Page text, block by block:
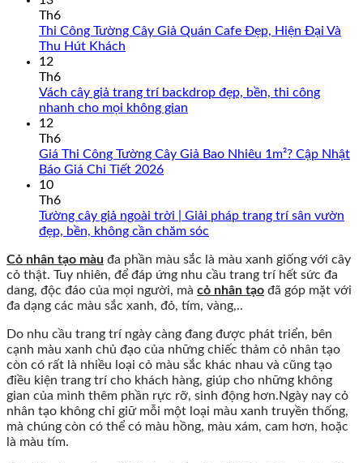
luận
giả
phai
bị
không?
và
cách
phục
Th6
Thi Công Tường Cây Giả Quán Cafe Đẹp, Hiện Đại Và
Thu Hút Khách
luận
ở
Tường
Cây
Cafe
Đẹp,
Đại
Và
Thu
Hút
12
Th6
Vách cây giả trang trí backdrop đẹp, bền, thi công
nhanh cho mọi không gian
luận
giả
trang
backdrop
đẹp,
bền,
thi
nhanh
cho
mọi
không
gian
12
Th6
Giá Thi Công Tường Cây Giả Bao Nhiêu 1m²? Cập Nhật
Báo Giá Chi Tiết 2026Không
luận
ở
Thi
Công
Tường
Cây
Bao
Nhiêu
1m²?
Cập
Nhật
Báo
Giá
10
Th6
Tường cây giả ngoài trời | Giải pháp trang trí sân vườn
đẹp, bền, không cần chăm sóc
bình
luận
ở
Tường
giả
ngoài
trời
|
Giải
pháp
trang
Cỏ nhân tạo màu đa phần màu sắc là màu xanh giống với cây
cỏ thật. Tuy nhiên, để đáp ứng nhu cầu trang trí hết sức đa
dang, độc đáo của mọi người, mà cỏ nhân tạo đã góp mặt với
đa dạng các màu sắc xanh, đỏ, tím, vàng,..
Do nhu cầu trang trí ngày càng đang được phát triển, bên
cạnh màu xanh chủ đạo của những chiếc thảm cỏ nhân tạo
còn có rất là nhiều loại cỏ màu sắc khác nhau và cũng tạo
điều kiện trang trí cho khách hàng, giúp cho những không
gian của mình thêm phần rực rỡ, sinh động hơn.Ngày nay cỏ
nhân tạo không chỉ giữ mỗi một loại màu xanh truyền thống,
mà chúng còn có thể có màu hồng, màu xám, cam hơn, hoặc
là màu tím.